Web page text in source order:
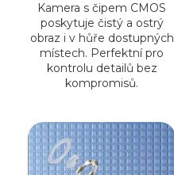
Kamera s čipem CMOS
poskytuje čistý a ostrý
obraz i v hůře dostupných
místech. Perfektní pro
kontrolu detailů bez
kompromisů.